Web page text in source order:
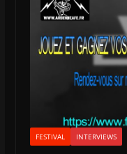
FESTIVAL INTERVIEWS